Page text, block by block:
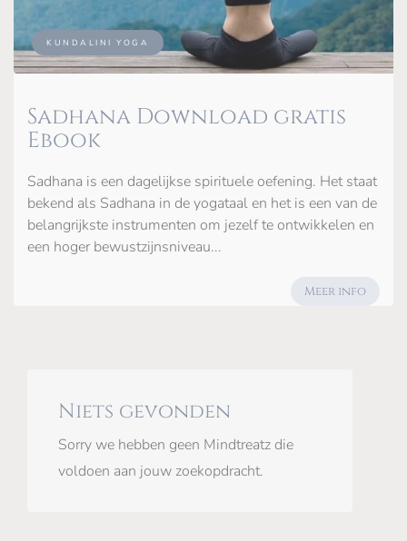
KUNDALINI YOGA
Sadhana Download gratis
Ebook
Sadhana is een dagelijkse spirituele oefening. Het staat
bekend als Sadhana in de yogataal en het is een van de
belangrijkste instrumenten om jezelf te ontwikkelen en
een hoger bewustzijnsniveau...
Meer info
Niets gevonden
Sorry we hebben geen Mindtreatz die
voldoen aan jouw zoekopdracht.